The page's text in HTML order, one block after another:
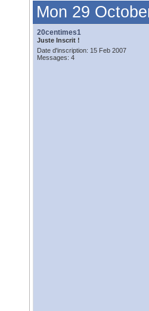
Mon 29
20centimes1
Juste Inscrit !
Date d'inscription: 15 Feb 2007
Messages: 4